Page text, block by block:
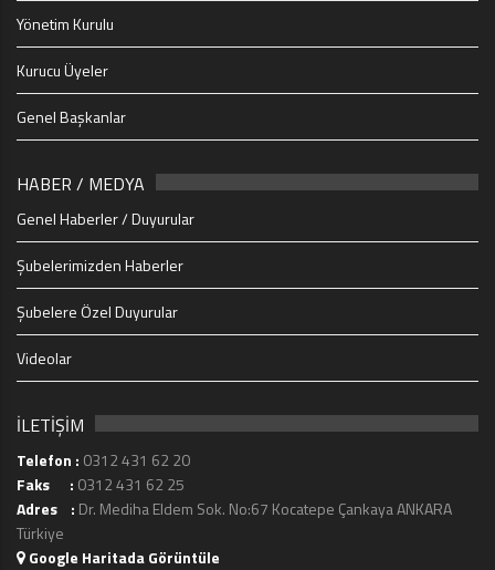
Yönetim Kurulu
Kurucu Üyeler
Genel Başkanlar
HABER / MEDYA
Genel Haberler / Duyurular
Şubelerimizden Haberler
Şubelere Özel Duyurular
Videolar
İLETİŞİM
Telefon : 0312 431 62 20
Faks : 0312 431 62 25
Adres : Dr. Mediha Eldem Sok. No:67 Kocatepe Çankaya ANKARA
Türkiye
Google Haritada Görüntüle